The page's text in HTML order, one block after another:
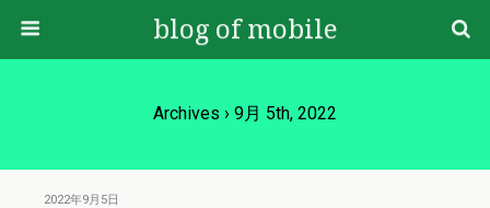
blog of mobile
Archives › 9月 5th, 2022
2022年9月5日